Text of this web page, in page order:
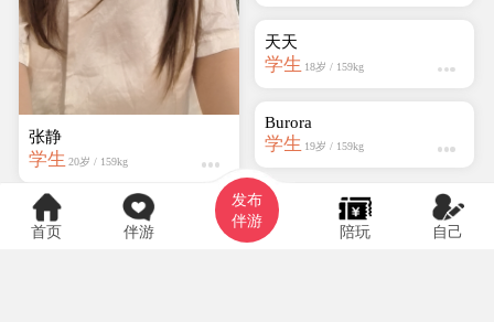
张静
学生 20岁 / 159kg
学生25岁 / 159kg
Ysq30512
学生 19岁 / 159kg
首页 伴游
发布
伴游
陪玩 自己